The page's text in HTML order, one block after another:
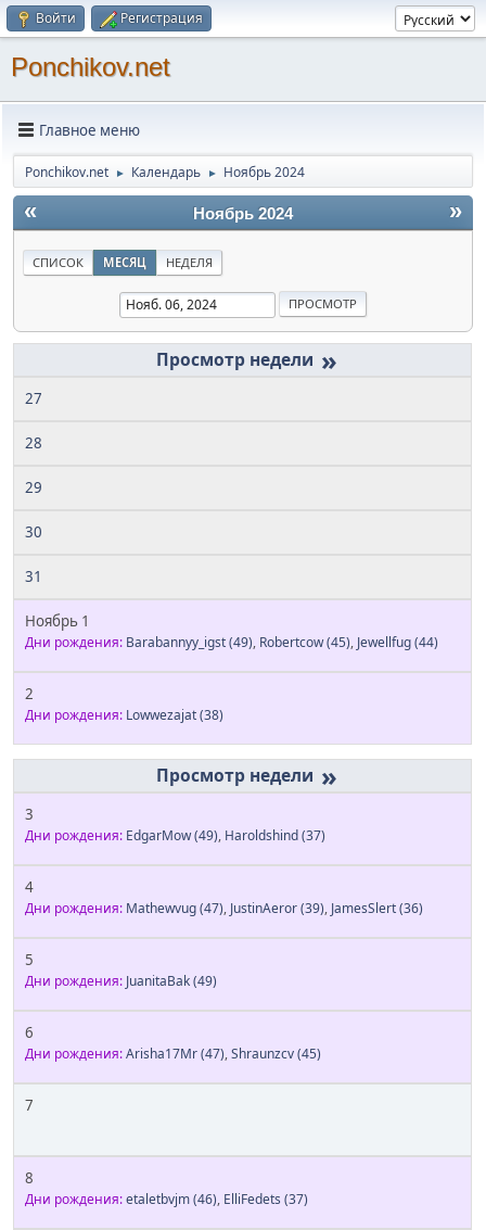
Войти Регистрация
Ponchikov.net
Главное меню
Ponchikov.net ► Календарь ► Ноябрь 2024
« »
Ноябрь 2024
СПИСОК МЕСЯЦ НЕДЕЛЯ
»
27
28
29
30
31
Ноябрь 1
Дни рождения: Barabannyy_igst(49), Robertcow(45), Jewellfug(44)
2
Дни рождения: Lowwezajat(38)
»
3
Дни рождения: EdgarMow(49), Haroldshind(37)
4
Дни рождения: Mathewvug(47), JustinAeror(39), JamesSlert(36)
5
Дни рождения: JuanitaBak(49)
6
Дни рождения:Arisha17Mr(47),Shraunzcv(45)
7
8
Дни рождения:etaletbvjm(46), ElliFedets (37)